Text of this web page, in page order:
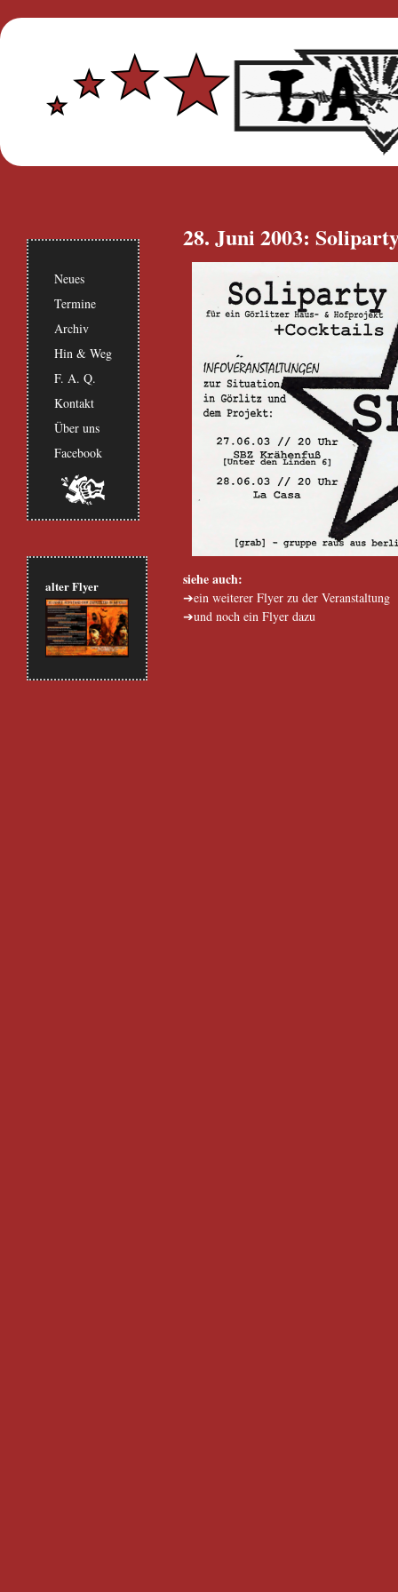
28. Juni 2003:
siehe auch:
ein weiterer Flyer zu der Veranstaltung
und noch ein Flyer dazu
Neues
Termine
Archiv
Hin & Weg
F. A. Q.
Kontakt
Über uns
Facebook
alter Flyer